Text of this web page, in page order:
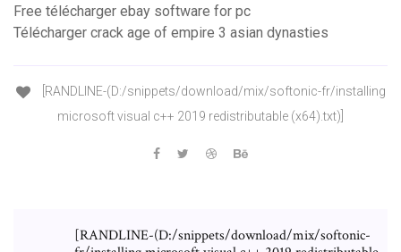
Free télécharger ebay software for pc
Télécharger crack age of empire 3 asian dynasties
[RANDLINE-(D:/snippets/download/mix/softonic-fr/installing
microsoft visual c++ 2019 redistributable (x64).txt)]
[RANDLINE-(D:/snippets/download/mix/softonic-